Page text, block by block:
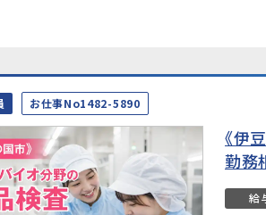
お仕事No1482-5890
《伊
勤務
給